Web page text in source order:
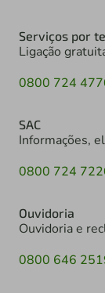
Serviços por
Ligação
0800 724
SAC
Informações,
0800 724
Ouvidoria
Ouvidoria e
0800 646